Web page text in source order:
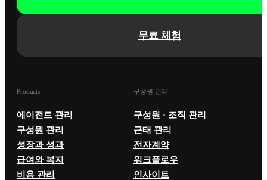
무료 체험
Products
에이전트 관리
구성원 관리
성장과 성과
급여와 복지
비용 관리
구성원 관리
구성원 · 조직 관리
근태 관리
전자계약
워크플로우
인사이트